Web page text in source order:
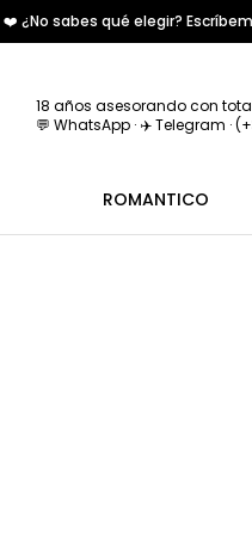
❤️ ¿No sabes qué elegir?
18 años asesorando con
💬 WhatsApp · ✈️ Telegram ·
ROMANTICO